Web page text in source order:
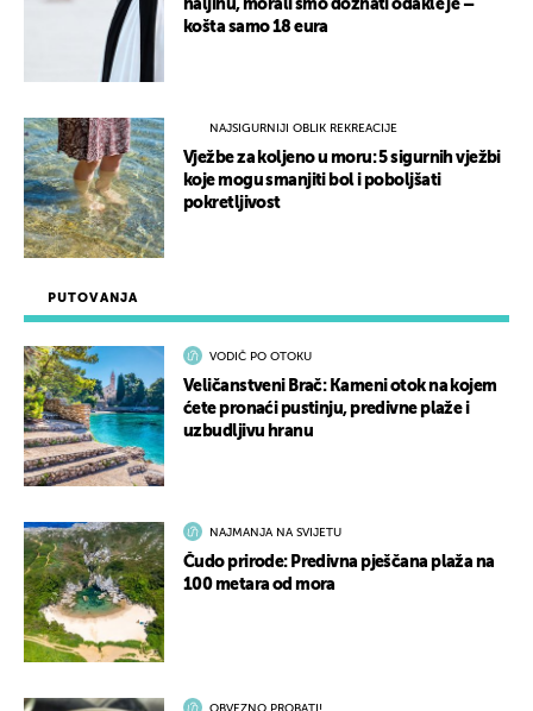
PUTOVANJA
VODIČ PO OTOKU
Veličanstveni Brač: Kameni otok na kojem
ćete pronaći pustinju, predivne plaže i
uzbudljivu hranu
NAJMANJA NA SVIJETU
Čudo prirode: Predivna pješčana plaža na
100 metara od mora
haljinu, morali smo doznati odakle je –
košta samo 18 eura
NAJSIGURNIJI OBLIK REKREACIJE
Vježbe za koljeno u moru: 5 sigurnih vježbi
koje mogu smanjiti bol i poboljšati
pokretljivost